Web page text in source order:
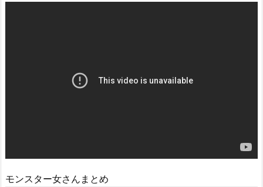
モンスター女さんまとめ